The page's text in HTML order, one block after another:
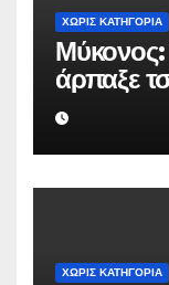
ΧΩΡΊΣ ΚΑΤΗΓΟΡΊΑ
άρπαξε
Rolex
Ουκρανό
ΧΩΡΊΣ ΚΑΤΗΓΟΡΊΑ